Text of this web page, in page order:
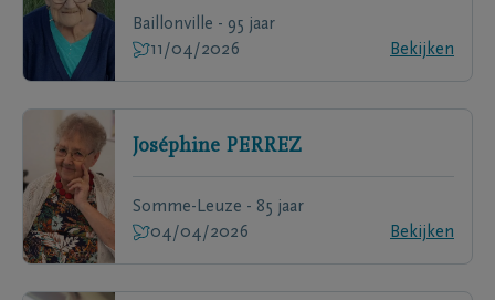
Baillonville - 95 jaar
11/04/2026
Bekijken
Joséphine PERREZ
Somme-Leuze - 85 jaar
04/04/2026
Bekijken